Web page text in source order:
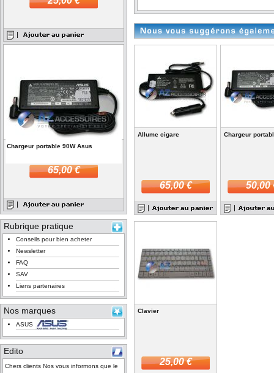
Chargeur portable 90W Asus
65,00 €
Rubrique pratique
Conseils pour bien acheter
Newsletter
FAQ
SAV
Liens partenaires
Nos marques
ASUS
Edito
Chers clients Nos vous informons que le
Allume cigare
65,00 €
Chargeur
50,00
Clavier
25,00 €